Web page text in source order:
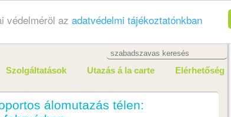
védelméröl az adatvédelmi tájékoztatónkban
Szolgáltatások Utazás á la carte Elérhetőség
álomutazás télen: